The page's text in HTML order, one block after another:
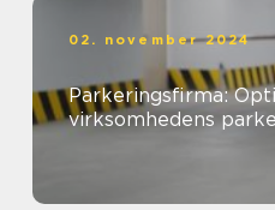
02. november 2024
Parkeringsfirma:
virksomhedens